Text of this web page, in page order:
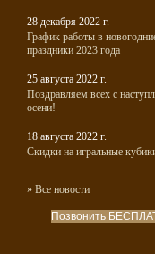
28 декабря 2022 г.
График работы в
праздники 2023 года
25 августа 2022 г.
Поздравляем всех с
осени!
18 августа 2022 г.
Скидки на игральные
» Все новости
Позвонить